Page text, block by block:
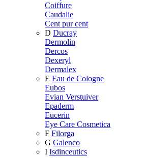
Coiffure
Caudalie
Cent pur cent
D Ducray
Dermolin
Dercos
Dexeryl
Dermalex
E Eau de Cologne
Eubos
Evian Verstuiver
Epaderm
Eucerin
Eye Care Cosmetica
F Filorga
G Galenco
I Isdinceutics